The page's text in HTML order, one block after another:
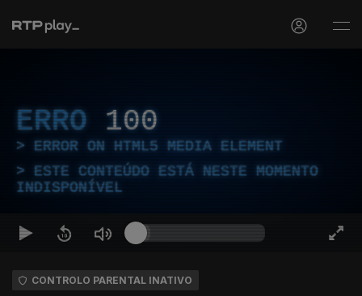
ERRO 100
ERROR ON HTML5 MEDIA ELEMENT
ESTE CONTEÚDO ESTÁ NESTE MOMENTO
INDISPONÍVEL
CONTROLO PARENTAL INATIVO